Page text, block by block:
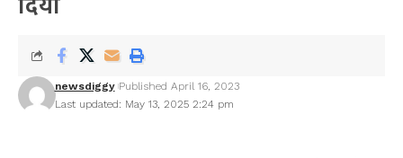
Last updated: May 13, 2025 2:24 pm
newsdiggy Published April 16, 2023